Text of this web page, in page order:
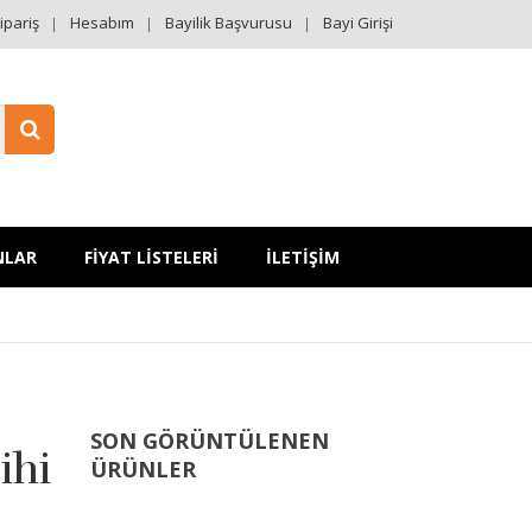
Hesabım Bayilik Başvurusu Bayi Girişi
FİYAT LİSTELERİ İLETİŞİM
SON GÖRÜNTÜLENEN
ÜRÜNLER